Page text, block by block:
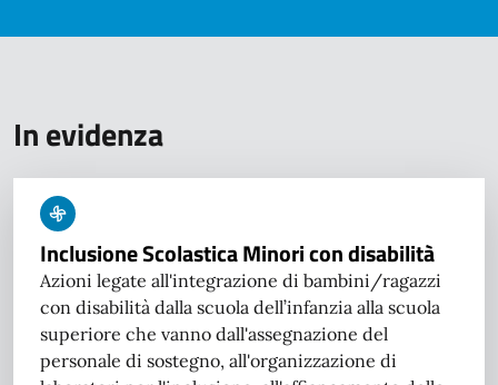
In evidenza
Inclusione Scolastica Minori con disabilità
Azioni legate all'integrazione di bambini/ragazzi
con disabilità dalla scuola dell’infanzia alla scuola
superiore che vanno dall'assegnazione del
personale di sostegno, all'organizzazione di